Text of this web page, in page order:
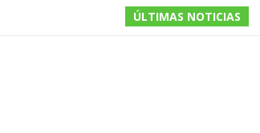
ÚLTIMAS NOTICIAS